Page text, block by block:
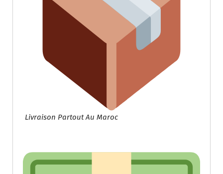
Livraison Partout Au Maroc